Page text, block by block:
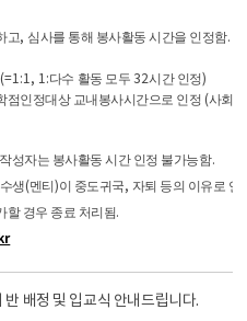
고, 심사를 통해 봉사활동 시간을 인정함.
(=1:1, 1:다수 활동 모두 32시간 인정)
점인정대상 교내봉사시간으로 인정 (사회
성자는 봉사활동 시간 인정 불가능함.
생(멘티)이 중도귀국, 자퇴 등의 이유로 연
할 경우 종료 처리됨.
배정 및 입교식 안내드립니다.